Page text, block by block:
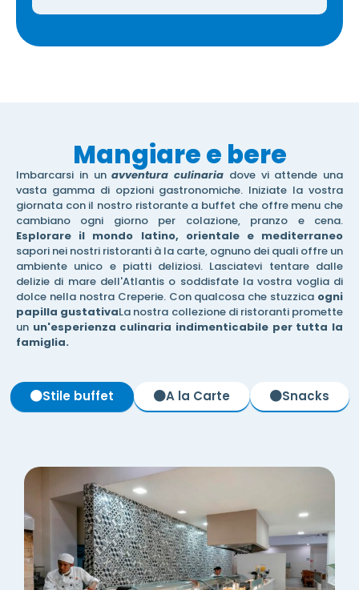
Mangiare e bere
Imbarcarsi in unavventura culinaria dove vi attende una
vasta gamma di opzioni gastronomiche. Iniziate la vostra
giornata con il nostro ristorante a buffet che offre menu che
cambiano ogni giorno per colazione, pranzo e cena.
Esplorare il mondo latino, orientale e mediterraneo
sapori nei nostri ristoranti à la carte, ognuno dei quali offre un
ambiente unico e piatti deliziosi. Lasciatevi tentare dalle
delizie di mare dell'Atlantis o soddisfate la vostra voglia di
dolce nella nostra Creperie. Con qualcosa che stuzzica ogni
papilla gustativaLa nostra collezione di ristoranti promette
un un'esperienza culinaria indimenticabile per tutta la
famiglia.
Stile buffet A la Carte Snacks